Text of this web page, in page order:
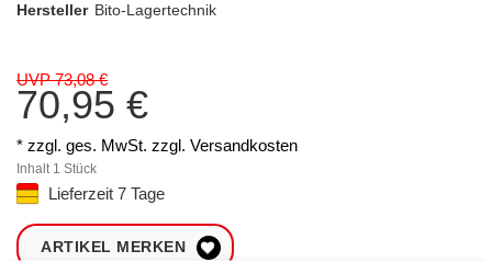
Hersteller Bito-Lagertechnik
UVP 73,08 €
70,95 €
* zzgl. ges. MwSt. zzgl. Versandkosten
Inhalt 1 Stück
Lieferzeit 7 Tage
ARTIKEL MERKEN